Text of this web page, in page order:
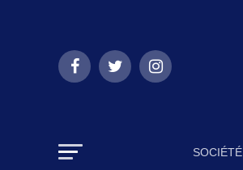
SOCIÉTÉ